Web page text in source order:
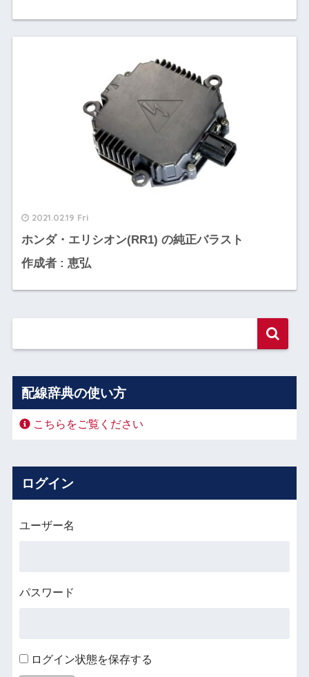
2021.02.19 Fri
ホンダ・エリシオン(RR1) の純正バラスト
作成者 : 恵弘
配線辞典の使い方
こちらをご覧ください
ログイン
ユーザー名
パスワード
ログイン状態を保存する